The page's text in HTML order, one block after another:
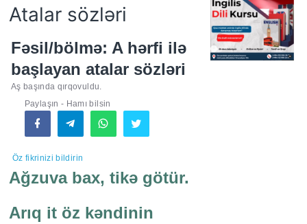
Atalar sözləri
Fəsil/bölmə: A hərfi ilə
başlayan atalar sözləri
Aş başında qırqovuldu.
Paylaşın - Hamı bilsin
Öz fikrinizi bildirin
Ağzuva bax, tikə götür.
Arıq it öz kəndinin
https://wa.me/